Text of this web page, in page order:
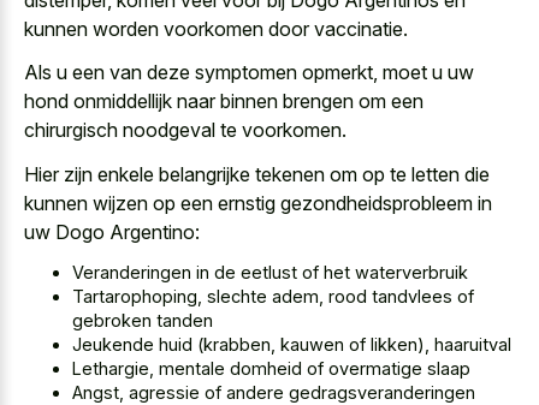
kunnen worden voorkomen door vaccinatie.
Als u een van deze symptomen opmerkt, moet u uw
hond onmiddellijk naar binnen brengen om een
chirurgisch noodgeval te voorkomen.
Hier zijn enkele belangrijke tekenen om op te letten die
kunnen wijzen op een ernstig gezondheidsprobleem in
uw Dogo Argentino:
Veranderingen in de eetlust of het waterverbruik
Tartarophoping, slechte adem, rood tandvlees of
gebroken tanden
Jeukende huid (krabben, kauwen of likken), haaruitval
Lethargie, mentale domheid of overmatige slaap
Angst, agressie of andere gedragsveranderingen